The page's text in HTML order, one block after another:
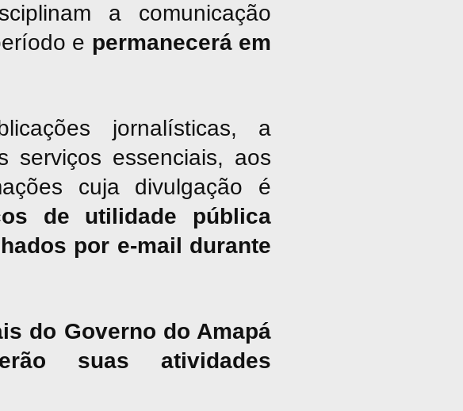
a comunicação
e permanecerá em
jornalísticas, a
serviços essenciais, aos
cuja divulgação é
de utilidade pública
por e-mail durante
do Governo do Amapá
suas atividades